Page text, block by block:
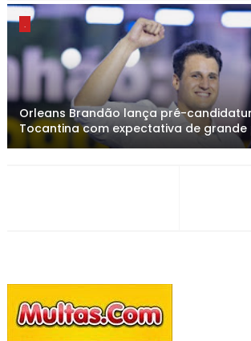
.
Orleans Brandão lança pré-
Tocantina com expectativa de grande